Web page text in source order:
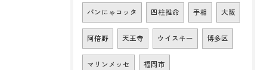
パンにゃコッタ 四柱推命 手相 大阪
阿倍野 天王寺 ウイスキー 博多区
マリンメッセ 福岡市